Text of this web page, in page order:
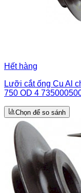
Hết hàng
Lưỡi cắt ống Cu Al
750 OD 4
Chọn để so sánh